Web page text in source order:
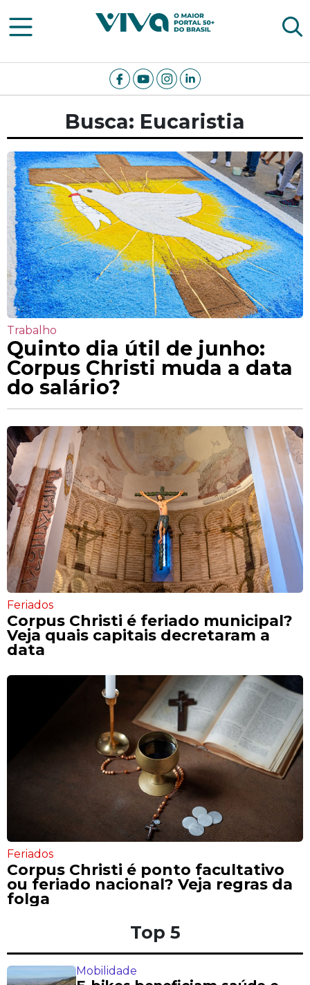
Viva Notícias
Busca: Eucaristia
Trabalho
Quinto dia útil de junho:
Corpus Christi muda a data
do salário?
Feriados
Corpus Christi é feriado municipal?
Veja quais capitais decretaram a
data
Feriados
Corpus Christi é ponto facultativo
ou feriado nacional? Veja regras da
folga
Top 5
Mobilidade